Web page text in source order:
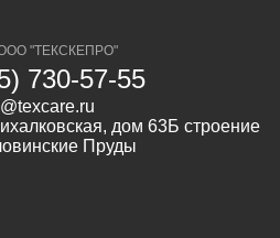
"ТЕКСКЕПРО"
730-57-55
дом 63Б строение
Пруды